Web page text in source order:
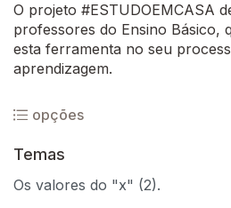
O projeto #ESTUDOEMCASA
professores do Ensino Básico,
esta ferramenta no seu
aprendizagem.
opções
Temas
Os valores do "x" (2).